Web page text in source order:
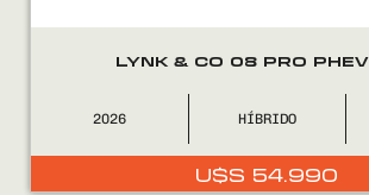
CONTACTO
LYNK & CO 08 PRO
2026 HÍBRIDO
U$S 54.990